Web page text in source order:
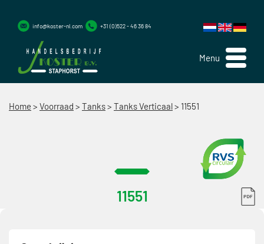
Menu
info@koster-nl.com +31 (0)522 - 46 36 84
Home > Voorraad > Tanks> Tanks Verticaal> 11551
11551